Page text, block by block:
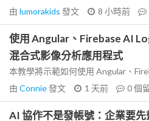
由 lumorakids 發文 8 小時前
使用 Angular、Firebase AI
混合式影像分析應用程式
本教學將示範如何使用 Angular、
由 Connie發文 1 天前 0個
AI 協作不是發帳號：企業要